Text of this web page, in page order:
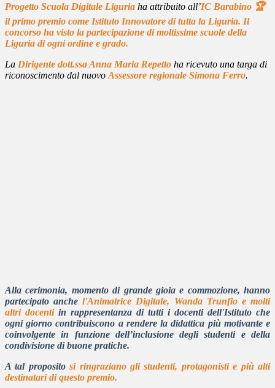
Progetto Scuola Digitale Liguria ha attribuito all’IC Barabino 🏆
il primo premio come Istituto Innovatore di tutta la Liguria. Il
concorso ha visto la partecipazione di moltissime scuole della
Liguria di ogni ordine e grado.
La Dirigente dott.ssa Anna Maria Repetto ha ricevuto una targa di
riconoscimento dal nuovo Assessore regionale Simona Ferro.
Alla cerimonia, momento di grande gioia e commozione, hanno
partecipato anche l'Animatrice Digitale, Wanda Trunfio e molti
altri docenti in rappresentanza di tutti i docenti dell'Istituto che
ogni giorno contribuiscono a rendere la didattica più motivante e
coinvolgente in funzione dell’inclusione degli studenti e della
condivisione di buone pratiche.
A tal proposito si ringraziano gli studenti, protagonisti e più alti
destinatari di questo premio.